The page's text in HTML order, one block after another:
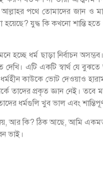
পথে তোমাদের জান ও
যুদ্ধ কি কখনো শান্তি হতে
হচ্ছে ধর্ম ছাড়া নির্বাচন
দেখি। এটি একটি স্বার্থ
কাউকে ভোট দেওয়াও
প্রকৃত জ্ঞান নেই। তবে
ধর্মগুলি খুব ভাল এবং
আর কি? ঠিক আছে, আমি
ভাই।